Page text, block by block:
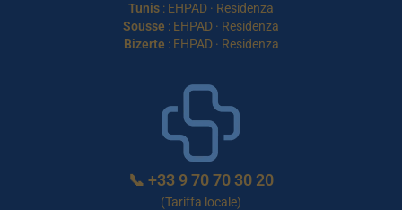
Tunis : EHPAD · Residenza
Sousse : EHPAD · Residenza
Bizerte : EHPAD· Residenza
📞 +33 9 70 70 30 20
(Tariffa locale)